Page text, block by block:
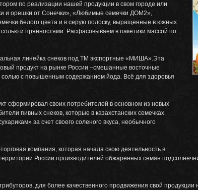
по реализации нашей продукции в свом городе или
и орешки от Сонечки», «Любимые семечки ДОМ2»,
белого цвета и в серую полоску, выращенные в южных
и прянностями. Расфасовываем в пакетики массой по
линейка снеков под ТМ экспортные «МИША».Эта
продукт на рынке России –смешанные восточные
с повышенным содержанием йода. Всё для здоровья
сформировал своих потребителей в основном из новых
пивных снеков, которые в казахстанских семечках
за счет своего соленого вкуса, необычного
компания, которая начала свою деятельность в
России производителей обжаренных семян
для более качественного продвижения свой